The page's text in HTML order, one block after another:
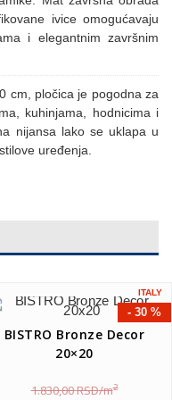
ivice omogućavaju
i elegantnim završnim
cm, pločica je pogodna za
kuhinjama, hodnicima i
nijansa lako se uklapa u
uređenja.
- 30 %
ITALY
BISTRO Bronze Decor
20×20
1.830,00RSD/m2